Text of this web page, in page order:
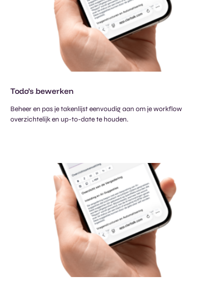
Todo’s bewerken​
Beheer en pas je takenlijst eenvoudig aan om je workflow
overzichtelijk en up-to-date te houden.